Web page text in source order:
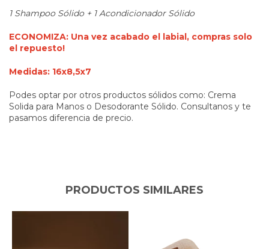
1 Shampoo Sólido + 1 Acondicionador Sólido
ECONOMIZA: Una vez acabado el labial, compras solo
el repuesto!
Medidas: 16x8,5x7
Podes optar por otros productos sólidos como: Crema
Solida para Manos o Desodorante Sólido. Consultanos y te
pasamos diferencia de precio.
PRODUCTOS SIMILARES